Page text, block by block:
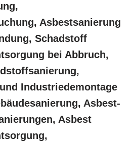
Asbestsanierung
Schadstoff
bei Abbruch,
Industriedemontage
Asbest-
Asbest